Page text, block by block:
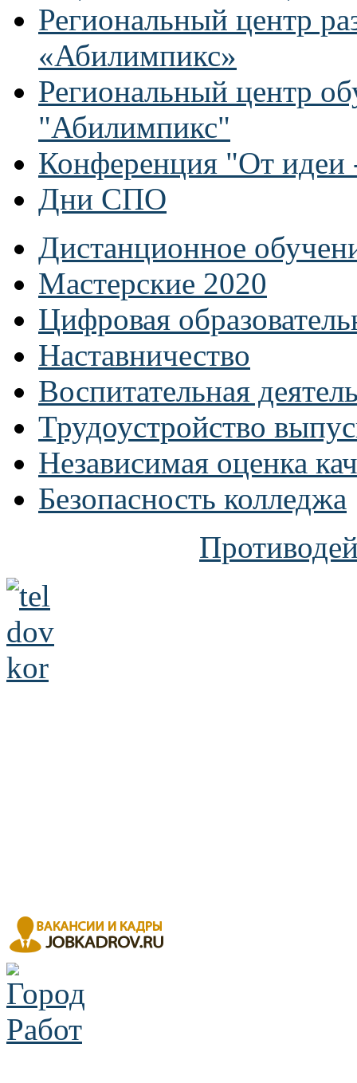
Региональный центр
«Абилимпикс»
Региональный центр
"Абилимпикс"
Конференция "От идеи
Дни СПО
Дистанционное
Мастерские 2020
Цифровая
Наставничество
Воспитательная
Трудоустройство
Независимая оценка
Безопасность колледжа